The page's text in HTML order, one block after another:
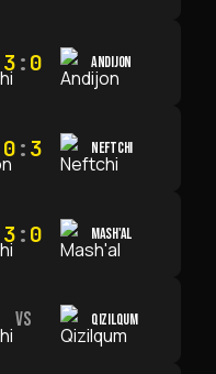
3:0 ANDIJON
0:3 NEFTCHI
3:0 MASH'AL
VS QIZILQUM